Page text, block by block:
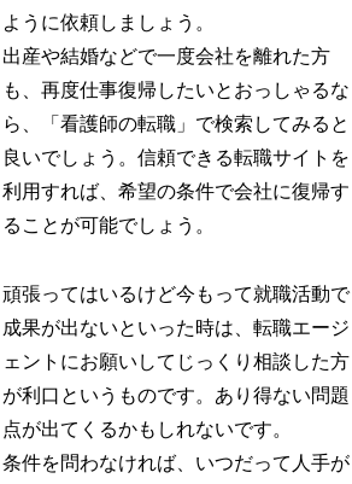
ように依頼しましょう。
出産や結婚などで一度会社を離れた方
も、再度仕事復帰したいとおっしゃるな
ら、「看護師の転職」で検索してみると
良いでしょう。信頼できる転職サイトを
利用すれば、希望の条件で会社に復帰す
ることが可能でしょう。
頑張ってはいるけど今もって就職活動で
成果が出ないといった時は、転職エージ
ェントにお願いしてじっくり相談した方
が利口というものです。あり得ない問題
点が出てくるかもしれないです。
条件を問わなければ、いつだって人手が